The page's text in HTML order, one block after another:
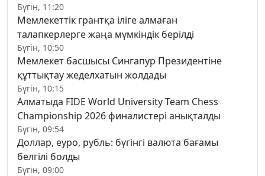
Бүгін, 11:20
Мемлекеттік грантқа іліге алмаған
талапкерлерге жаңа мүмкіндік берілді
Бүгін, 10:50
Мемлекет басшысы Сингапур Президентіне
құттықтау жеделхатын жолдады
Бүгін, 10:15
Алматыда FIDE World University Team Chess
Championship 2026 финалистері анықталды
Бүгін, 09:54
Доллар, еуро, рубль: бүгінгі валюта бағамы
белгілі болды
Бүгін, 09:00